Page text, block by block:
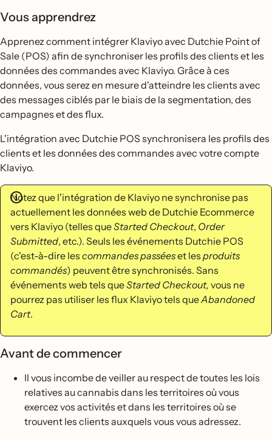
Vous apprendrez
Apprenez comment intégrer Klaviyo avec Dutchie Point of
Sale (POS) afin de synchroniser les profils des clients et les
données des commandes avec Klaviyo. Grâce à ces
données, vous serez en mesure d'atteindre les clients avec
des messages ciblés par le biais de la segmentation, des
campagnes et des flux.
L'intégration avec Dutchie POS synchronisera les profils des
clients et les données des commandes avec votre compte
Klaviyo.
Notez que l'intégration de Klaviyo ne synchronise pas
actuellement les données web de Dutchie Ecommerce
vers Klaviyo (telles queStarted Checkout, Order
Submitted, etc.). Seuls les événements Dutchie POS
(c'est-à-dire les commandes passéeset les produits
commandés) peuvent être synchronisés. Sans
événements web tels queStarted Checkout, vous ne
pourrez pas utiliser les flux Klaviyo tels queAbandoned
Cart.
Avant de commencer
Il vous incombe de veiller au respect de toutes les lois
relatives au cannabis dans les territoires où vous
exercez vos activités et dans les territoires où se
trouvent les clients auxquels vous vous adressez.